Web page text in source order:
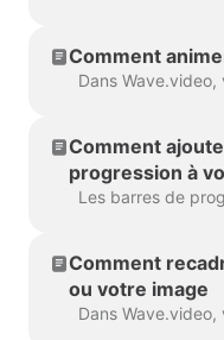
Comment
Comment
progression à
Wave.video
Comment
ou votre image